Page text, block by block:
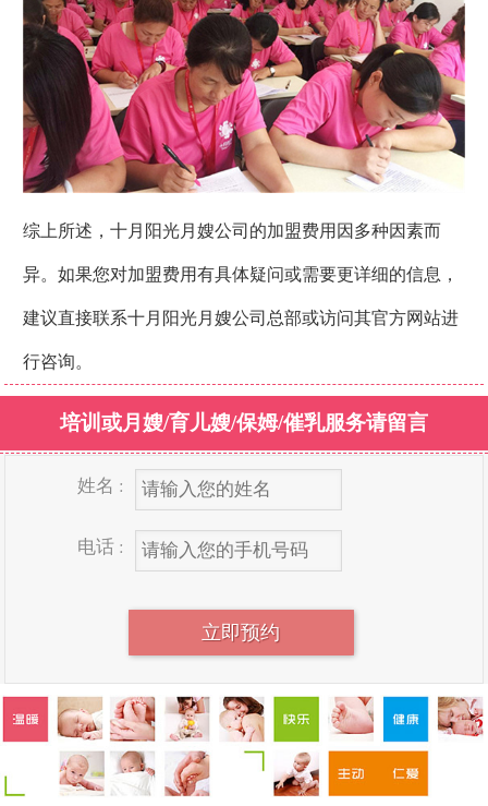
综上所述，十月阳光月嫂公司的加盟费用因多种因素而
异。如果您对加盟费用有具体疑问或需要更详细的信息，
建议直接联系十月阳光月嫂公司总部或访问其官方网站进
行咨询。
培训或月嫂/育儿嫂/保姆/催乳服务请留言
姓名 :
电话 :